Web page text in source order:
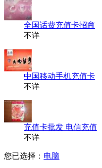
全国话费充值卡招商
不详
中国移动手机充值卡
不详
充值卡批发 电信充值
不详
您已选择： 电脑